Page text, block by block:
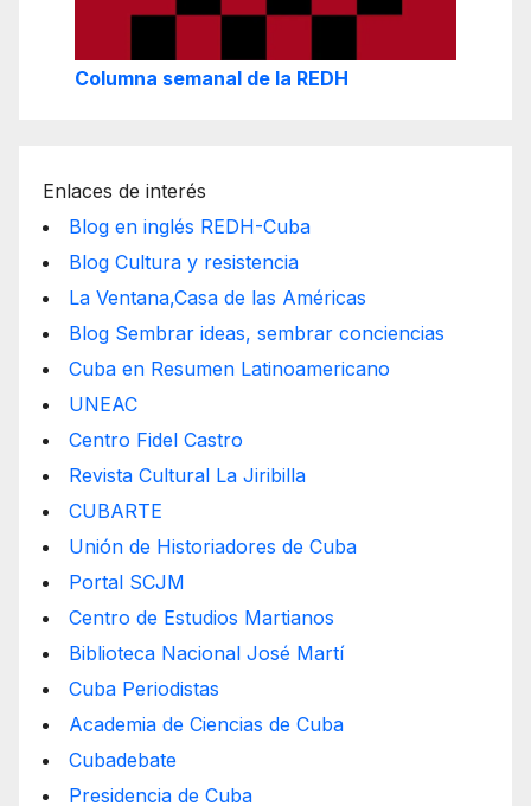
Columna semanal de la REDH
Enlaces de interés
Blog en inglés REDH-Cuba
Blog Cultura y resistencia
La Ventana,Casa de las Américas
Blog Sembrar ideas, sembrar conciencias
Cuba en Resumen Latinoamericano
UNEAC
Centro Fidel Castro
Revista Cultural La Jiribilla
CUBARTE
Unión de Historiadores de Cuba
Portal SCJM
Centro de Estudios Martianos
Biblioteca Nacional José Martí
Cuba Periodistas
Academia de Ciencias de Cuba
Cubadebate
Presidencia de Cuba